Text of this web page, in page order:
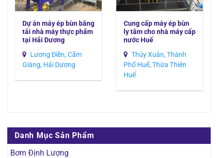
Dự án máy ép bùn băng
tải nhà máy thực phẩm
tại Hải Dương
Lương Điền, Cẩm
Giàng, Hải Dương
Cung cấp máy ép bùn
ly tâm cho nhà máy cấp
nước Huế
Thủy Xuân, Thành
Phố Huế, Thừa Thiên
Huế
Danh Mục Sản Phẩm
Bơm Định Lượng